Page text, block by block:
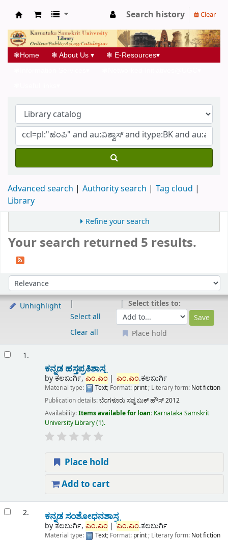
Koha online
Search history Clear
❃Home ❃ About Us ▾ ❃ E-Resources▾
Advanced search Authority search
Tag cloud
Library
Refine your search
Your search returned 5 results.
Sort by:
Unhighlight
Select all
Clear all
Select titles to:
Place hold
1.
ಕನ್ನಡ ಹಸ್ತಪ್ರತಿಶಾಸ್ತ್ರ
byಕಲಬುರ್ಗಿ,ಎಂ.ಎಂ ಎಂ.ಎಂ.ಕಲಬುರ್ಗಿ
Material type: Text; Format: print; Literary form: Not fiction
Publication details:ಬೆಂಗಳೂರುಸಪ್ನ ಬುಕ್ ಹೌಸ್2012
Availability:Items available for loan: Karnataka Samskrit
University Library(1).
Place hold
Add to cart
2. ಕನ್ನಡ ಸಂಶೋಧನಶಾಸ್ತ್ರ
byಕಲಬುರ್ಗಿ, ಎಂ.ಎಂ ಎಂ.ಎಂ.ಕಲಬುರ್ಗಿ
Material type: Text; Format: print; Literary form: Not fiction